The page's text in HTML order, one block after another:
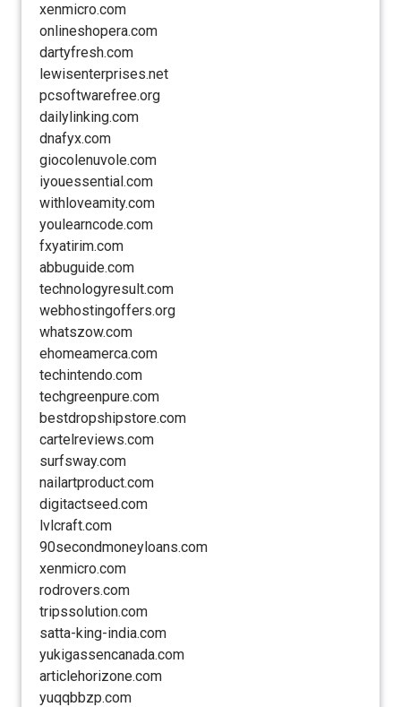
xenmicro.com
onlineshopera.com
dartyfresh.com
lewisenterprises.net
pcsoftwarefree.org
dailylinking.com
dnafyx.com
giocolenuvole.com
iyouessential.com
withloveamity.com
youlearncode.com
fxyatirim.com
abbuguide.com
technologyresult.com
webhostingoffers.org
whatszow.com
ehomeamerca.com
techintendo.com
techgreenpure.com
bestdropshipstore.com
cartelreviews.com
surfsway.com
nailartproduct.com
digitactseed.com
lvlcraft.com
90secondmoneyloans.com
xenmicro.com
rodrovers.com
tripssolution.com
satta-king-india.com
yukigassencanada.com
articlehorizone.com
yuqqbbzp.com